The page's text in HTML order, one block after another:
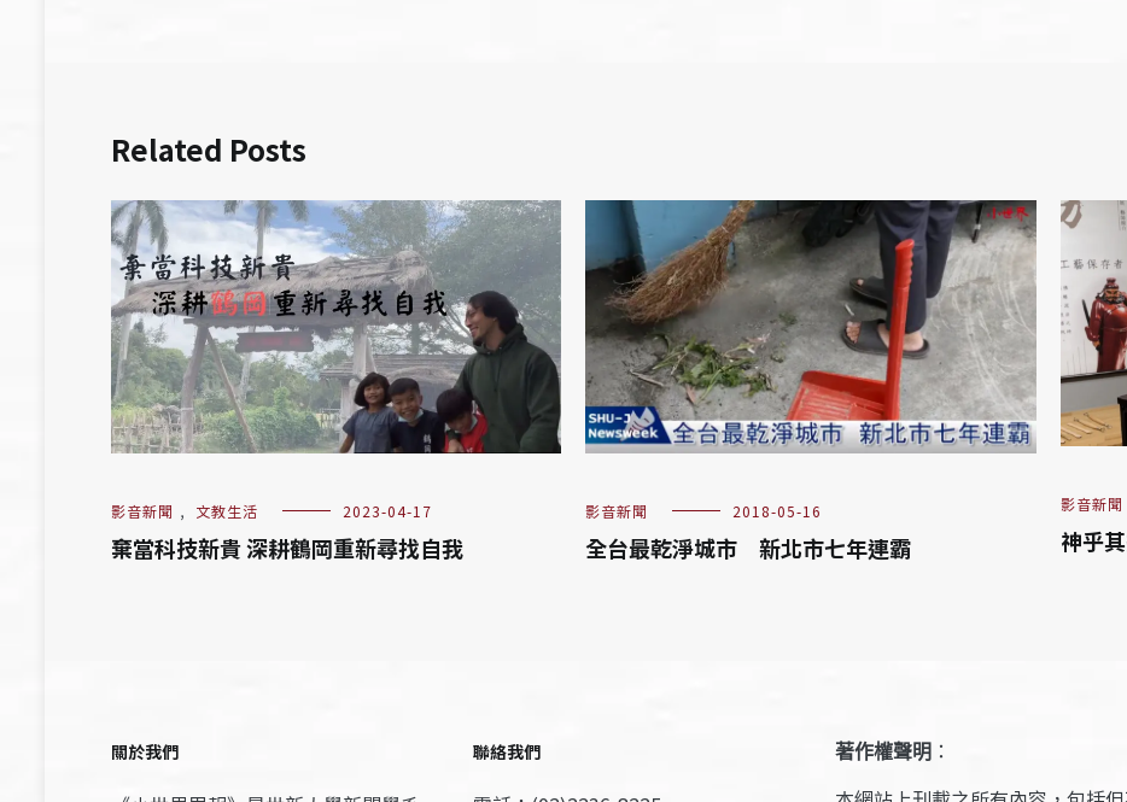
Related Posts
影音新聞 , 文教生活 2023-04-17
棄當科技新貴 深耕鶴岡重新尋找自我
影音新聞 2018-05-16
全台最乾淨城市 新北市七年連霸
影音新聞
神乎
關於我們 聯絡我們 著作權聲明 ：